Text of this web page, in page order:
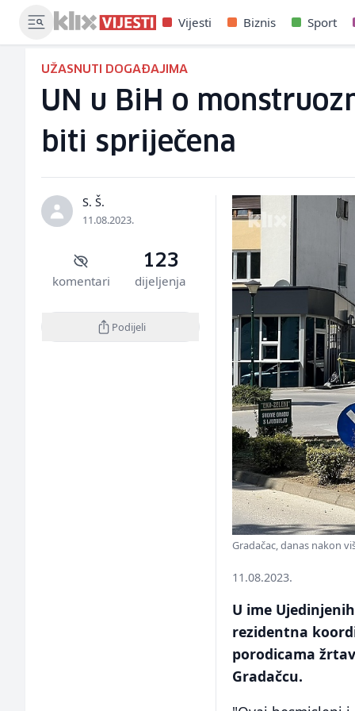
Vijesti Biznis Sport
UŽASNUTI DOGAĐAJIMA
UN u BiH o
biti spriječena
S. Š.
11.08.2023.
komentari
123
dijeljenja
Podijeli
Gradačac, danas nakon
11.08.2023.
U ime
rezidentna
porodicama
Gradačcu.